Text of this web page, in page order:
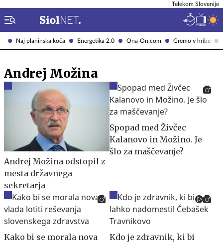
Naj planinska koča Energetika 2.0 Ona-On.com Gremo v hribe
Telekom Slovenije
Andrej Možina
Andrej Možina odstopil z
mesta državnega
sekretarja
Spopad med Živčec
Kalanovo in Možino. Je
šlo za maščevanje?
Kako bi se morala nova
Kdo je zdravnik, ki bi